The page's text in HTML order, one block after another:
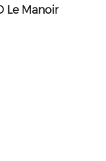
Le Manoir